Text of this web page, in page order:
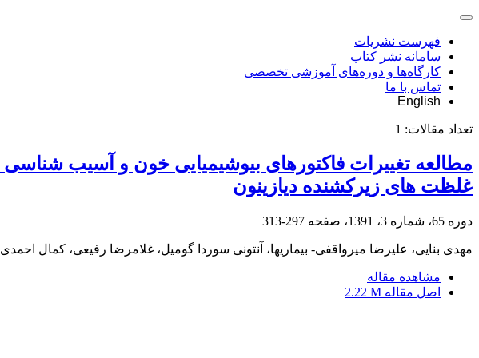
فهرست نشریات
سامانه نشر کتاب
کارگاه‌ها و دوره‌های آموزشی تخصصی
تماس با ما
English
تعداد مقالات: 1
غلظت های زیرکشنده دیازینون
دوره 65، شماره 3، 1391، صفحه 297-313
مهدی بنایی، علیرضا میرواقفی- بیماریها، آنتونی سوردا گومیل، غلامرضا رفیعی، کمال احمدی
مشاهده مقاله
اصل مقاله 2.22 M